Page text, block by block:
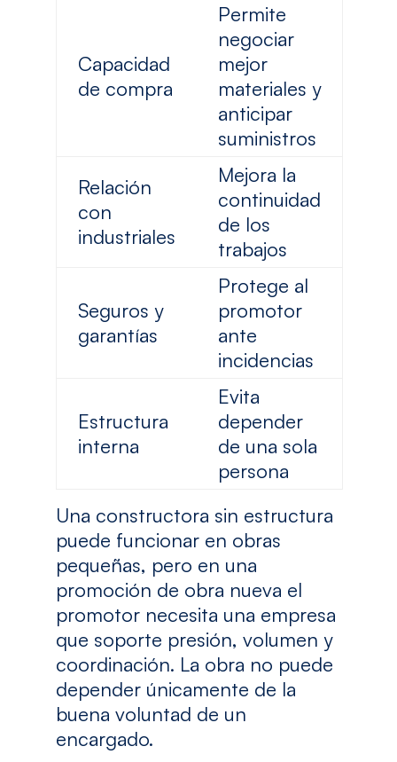
Capacidad
de compra
Permite
negociar
mejor
materiales y
anticipar
suministros
Relación
con
industriales
Mejora la
continuidad
de los
trabajos
Seguros y
garantías
Protege al
promotor
ante
incidencias
Estructura
interna
Evita
depender
de una sola
persona
Una constructora sin estructura
puede funcionar en obras
pequeñas, pero en una
promoción de obra nueva el
promotor necesita una empresa
que soporte presión, volumen y
coordinación. La obra no puede
depender únicamente de la
buena voluntad de un
encargado.